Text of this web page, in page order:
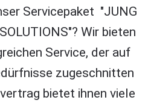
Servicepaket "JUNG
Wir bieten
Service, der auf
zugeschnitten
bietet ihnen viele